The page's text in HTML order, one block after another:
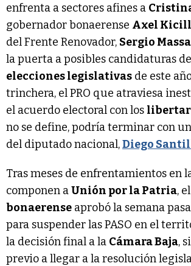
enfrenta a sectores afines a
gobernador bonaerense Axel
del Frente Renovador, Sergio Massa
la puerta a posibles candidaturas
elecciones legislativas de este
trinchera, el PRO que atraviesa
el acuerdo electoral con los
no se define, podría terminar con
del diputado nacional,Diego
Tras meses de enfrentamientos en
componen aUnión por la Patria, el
bonaerense aprobó la semana
para suspender las PASO en el
la decisión final a la Cámara Baja,
previo a llegar a la resolución